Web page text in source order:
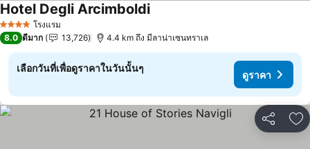
4 ดาว โรงแรม
Hotel Degli Arcimboldiดูราคา
8.0 ดีมาก 13,726 4.4 km ถึง มีลาน่าเซนทราเล
เลือกวันที่เพื่อดูราคาในวันนั้นๆ
ดูราคา
แชร์ เ